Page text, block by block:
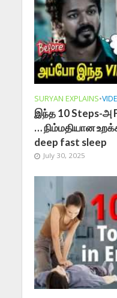
SURYAN EXPLAINS•
இந்த 10 Steps-அ
… நிம்மதியான
deep fast sleep
July 30, 2025